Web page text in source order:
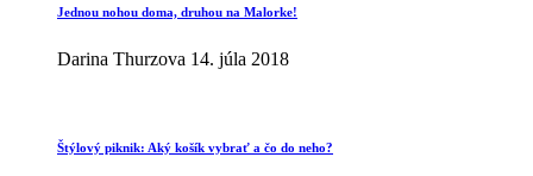
Jednou nohou doma, druhou na Malorke!
Darina Thurzova 14. júla 2018
Štýlový piknik: Aký košík vybrať a čo do neho?